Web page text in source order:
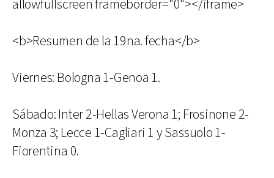
allowfullscreen frameborder="0"></iframe>
<b>Resumen de la 19na. fecha</b>
Viernes: Bologna 1-Genoa 1.
Sábado: Inter 2-Hellas Verona 1; Frosinone 2-
Monza 3; Lecce 1-Cagliari 1 y Sassuolo 1-
Fiorentina 0.